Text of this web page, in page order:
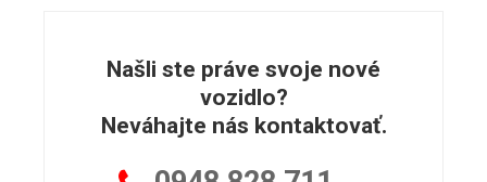
Našli ste práve svoje nové
vozidlo?
Neváhajte nás kontaktovať.